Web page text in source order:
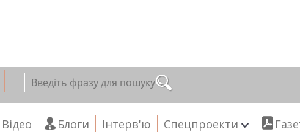
Відео Блоги Інтерв'ю Спецпроекти